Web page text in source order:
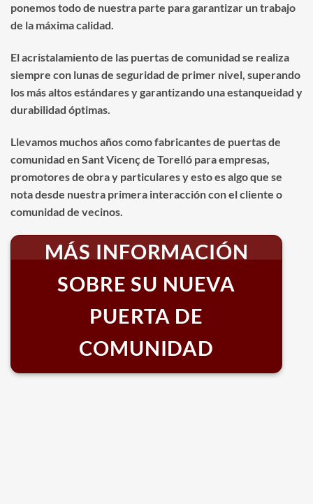
ponemos todo de nuestra parte para garantizar un trabajo
de la máxima calidad.
El acristalamiento de las puertas de comunidad se realiza
siempre con lunas de seguridad de primer nivel, superando
los más altos estándares y garantizando una estanqueidad y
durabilidad óptimas.
Llevamos muchos años como fabricantes de puertas de
comunidad en Sant Vicenç de Torelló para empresas,
promotores de obra y particulares y esto es algo que se
nota desde nuestra primera interacción con el cliente o
comunidad de vecinos.
MÁS INFORMACIÓN
SOBRE SU NUEVA
PUERTA DE
COMUNIDAD